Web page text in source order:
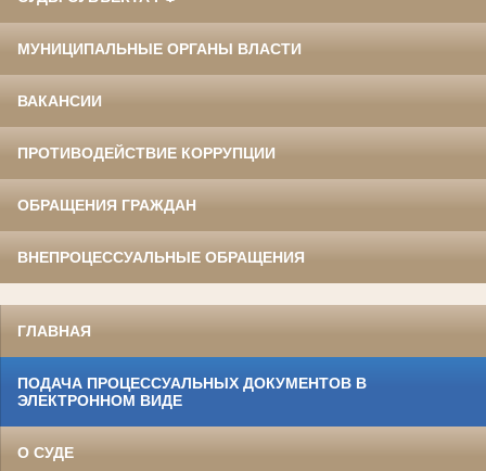
МУНИЦИПАЛЬНЫЕ ОРГАНЫ ВЛАСТИ
ВАКАНСИИ
ПРОТИВОДЕЙСТВИЕ КОРРУПЦИИ
ОБРАЩЕНИЯ ГРАЖДАН
ВНЕПРОЦЕССУАЛЬНЫЕ ОБРАЩЕНИЯ
ГЛАВНАЯ
ПОДАЧА ПРОЦЕССУАЛЬНЫХ ДОКУМЕНТОВ В
ЭЛЕКТРОННОМ ВИДЕ
О СУДЕ